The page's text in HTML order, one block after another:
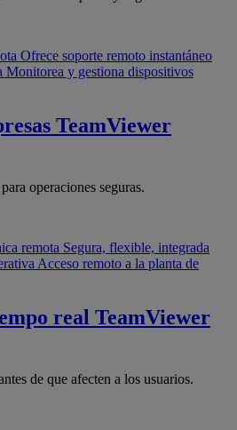
Ofrece soporte remoto instantáneo
Monitorea y gestiona dispositivos
TeamViewer
operaciones seguras.
remota Segura, flexible, integrada
Acceso remoto a la planta de
real TeamViewer
de que afecten a los usuarios.